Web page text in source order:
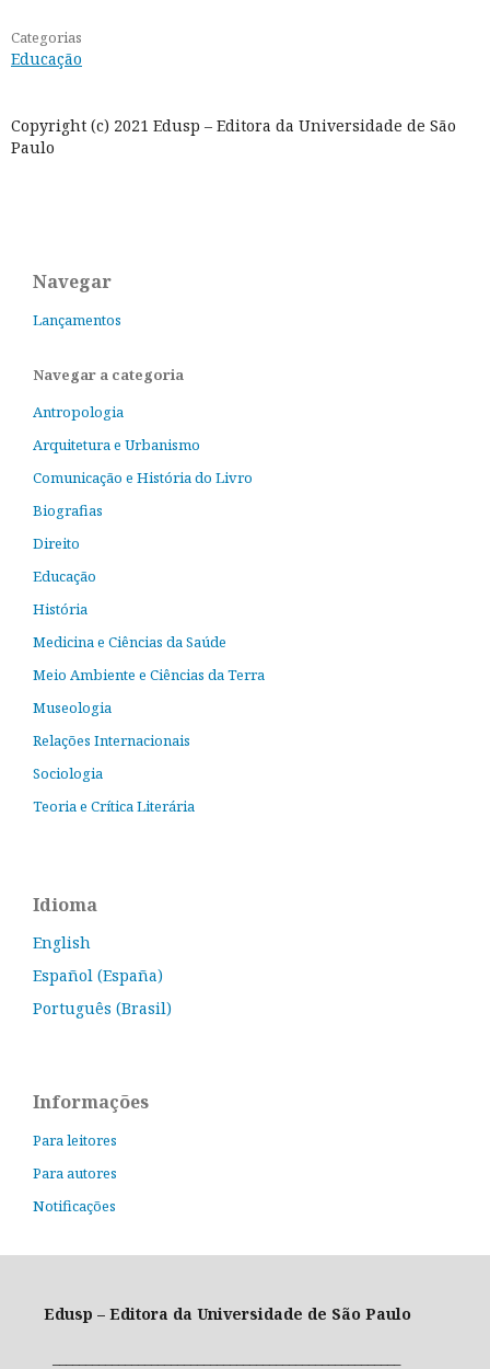
Categorias
Educação
Copyright (c) 2021 Edusp – Editora da Universidade de São
Paulo
Navegar
Lançamentos
Navegar a categoria
Antropologia
Arquitetura e Urbanismo
Comunicação e História do Livro
Biografias
Direito
Educação
História
Medicina e Ciências da Saúde
Meio Ambiente e Ciências da Terra
Museologia
Relações Internacionais
Sociologia
Teoria e Crítica Literária
Idioma
English
Español (España)
Português (Brasil)
Informações
Para leitores
Para autores
Notificações
Edusp – Editora da Universidade de São Paulo